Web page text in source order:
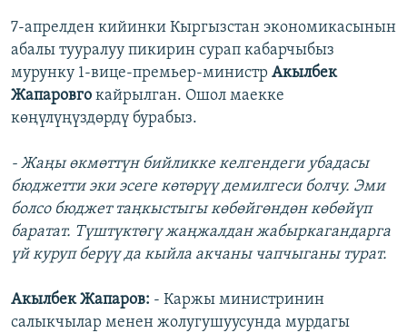
7-апрелден кийинки Кыргызстан экономикасынын
абалы тууралуу пикирин сурап кабарчыбыз
мурунку 1-вице-премьер-министр Акылбек
Жапаровго кайрылган. Ошол маекке
көңүлүңүздөрдү бурабыз.
- Жаңы өкмөттүн бийликке келгендеги убадасы
бюджетти эки эсеге көтөрүү демилгеси болчу. Эми
болсо бюджет таңкыстыгы көбөйгөндөн көбөйүп
баратат. Түштүктөгү жаңжалдан жабыркагандарга
үй куруп берүү да кыйла акчаны чапчыганы турат.
Акылбек Жапаров: - Каржы министринин
салыкчылар менен жолугушуусунда мурдагы